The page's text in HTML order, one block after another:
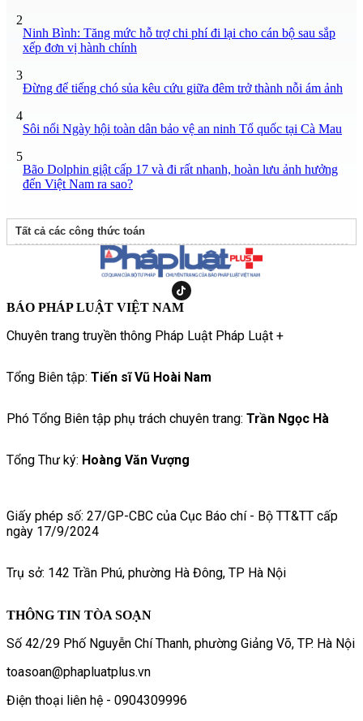
2
Ninh Bình: Tăng mức hỗ trợ chi phí đi lại cho cán bộ sau sắp
xếp đơn vị hành chính
3
Đừng để tiếng chó sủa kêu cứu giữa đêm trở thành nỗi ám ảnh
4
Sôi nổi Ngày hội toàn dân bảo vệ an ninh Tổ quốc tại Cà Mau
5
Bão Dolphin giật cấp 17 và đi rất nhanh, hoàn lưu ảnh hưởng
đến Việt Nam ra sao?
Tất cả các công thức toán
BÁO PHÁP LUẬT VIỆT NAM
Chuyên trang truyền thông Pháp Luật Pháp Luật +
Tổng Biên tập: Tiến sĩ Vũ Hoài Nam
Phó Tổng Biên tập phụ trách chuyên trang: Trần Ngọc Hà
Tổng Thư ký: Hoàng Văn Vượng
Giấy phép số: 27/GP-CBC của Cục Báo chí - Bộ TT&TT cấp
ngày 17/9/2024
Trụ sở: 142 Trần Phú, phường Hà Đông, TP Hà Nội
THÔNG TIN TÒA SOẠN
Số 42/29 Phố Nguyễn Chí Thanh, phường Giảng Võ, TP. Hà Nội
toasoan@phapluatplus.vn
Điện thoại liên hệ - 0904309996